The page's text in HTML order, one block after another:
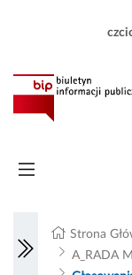
Strona
A_RADA